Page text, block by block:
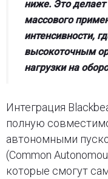
ниже. Это
массового
интенсивности,
высокоточным
нагрузки на
Интеграция
полную
автономными
(Common
которые смогут